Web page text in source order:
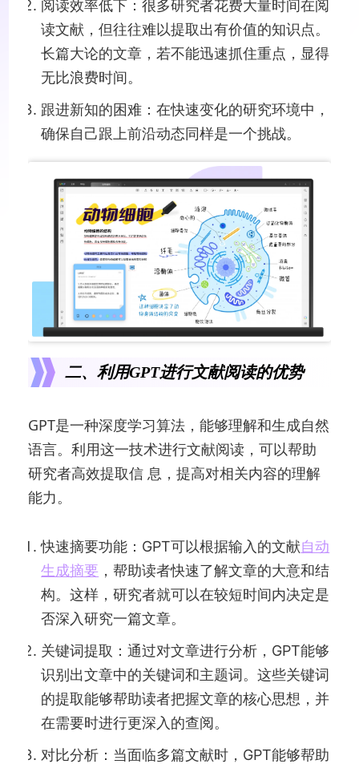
阅读效率低下：很多研究者花费大量时间在阅
读文献，但往往难以提取出有价值的知识点。
长篇大论的文章，若不能迅速抓住重点，显得
无比浪费时间。
跟进新知的困难：在快速变化的研究环境中，
确保自己跟上前沿动态同样是一个挑战。
二、利用GPT进行文献阅读的优势
GPT是一种深度学习算法，能够理解和生成自然
语言。利用这一技术进行文献阅读，可以帮助
研究者高效提取信 息，提高对相关内容的理解
能力。
快速摘要功能：GPT可以根据输入的文献自动
生成摘要 ，帮助读者快速了解文章的大意和结
构。这样，研究者就可以在较短时间内决定是
否深入研究一篇文章。
关键词提取：通过对文章进行分析，GPT能够
识别出文章中的关键词和主题词。这些关键词
的提取能够帮助读者把握文章的核心思想，并
在需要时进行更深入的查阅。
对比分析：当面临多篇文献时，GPT能够帮助